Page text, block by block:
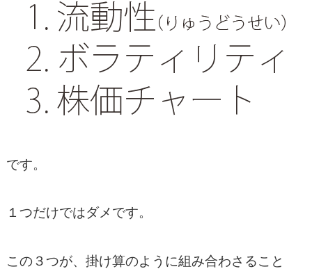
です。
１つだけではダメです。
この３つが、掛け算のように組み合わさること